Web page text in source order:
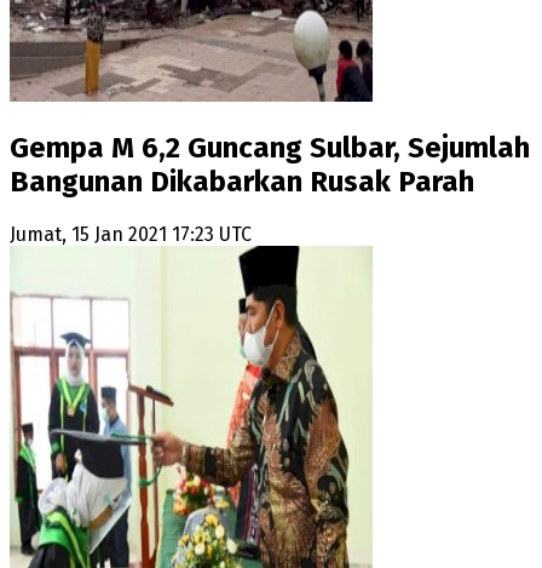
Gempa M 6,2 Guncang Sulbar, Sejumlah
Bangunan Dikabarkan Rusak Parah
Jumat, 15 Jan 2021 17:23 UTC